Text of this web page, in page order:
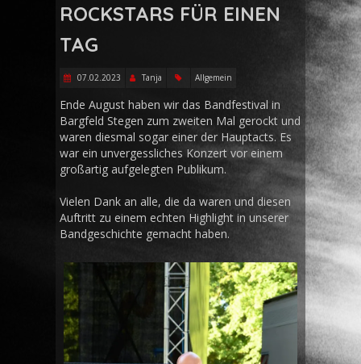
ROCKSTARS FÜR EINEN
TAG
07.02.2023 Tanja Allgemein
Ende August haben wir das Bandfestival in
Bargfeld Stegen zum zweiten Mal gerockt und
waren diesmal sogar einer der Hauptacts. Es
war ein unvergessliches Konzert vor einem
großartig aufgelegten Publikum.
Vielen Dank an alle, die da waren und diesen
Auftritt zu einem echten Highlight in unserer
Bandgeschichte gemacht haben.